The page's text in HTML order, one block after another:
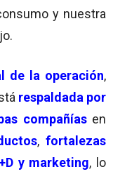
y nuestra
de la operación,
respaldada por
compañíasen
,fortalezas
y marketing, lo